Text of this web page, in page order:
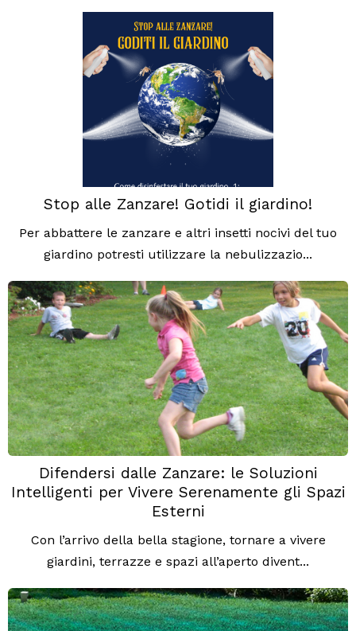
Stop alle Zanzare! Gotidi il giardino!
Per abbattere le zanzare e altri insetti nocivi del tuo
giardino potresti utilizzare la nebulizzazio...
Difendersi dalle Zanzare: le Soluzioni
Intelligenti per Vivere Serenamente gli Spazi
Esterni
Con l’arrivo della bella stagione, tornare a vivere
giardini, terrazze e spazi all’aperto divent...